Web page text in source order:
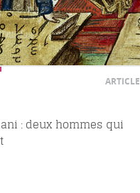
ARTICLE
: deux hommes qui